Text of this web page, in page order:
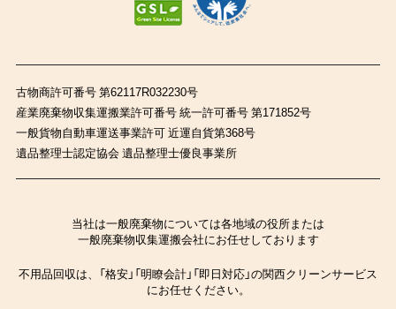
古物商許可番号 第62117R032230号
産業廃棄物収集運搬業許可番号 統一許可番号 第171852号
一般貨物自動車運送事業許可 近運自貨第368号
遺品整理士認定協会 遺品整理士優良事業所
当社は一般廃棄物については各地域の役所または
一般廃棄物収集運搬会社にお任せしております
不用品回収は、「格安」「明瞭会計」「即日対応」の関西クリーンサービス
にお任せください。